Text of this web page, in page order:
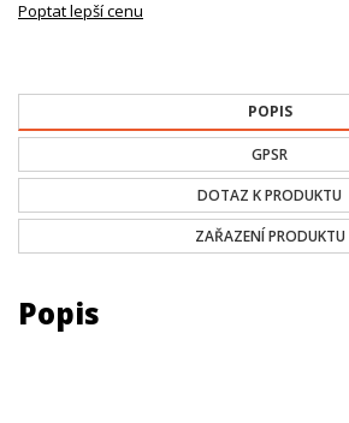
Poptat lepší cenu
POPIS
GPSR
DOTAZ K PRODUKTU
ZAŘAZENÍ PRODUKTU
Popis